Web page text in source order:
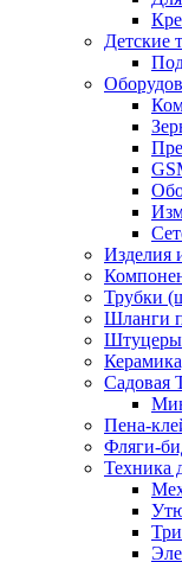
Детские
Изделия
Трубки
Шланги
Штуцеры
Садовая
Пена-
Фляги-
Техника